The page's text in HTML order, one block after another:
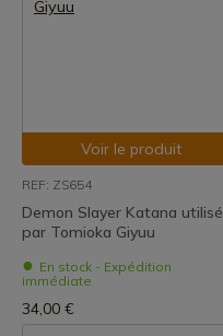
Voir le produit
REF: ZS654
Demon Slayer Katana utilisé
par Tomioka Giyuu
En stock - Expédition
immédiate
34,00 €